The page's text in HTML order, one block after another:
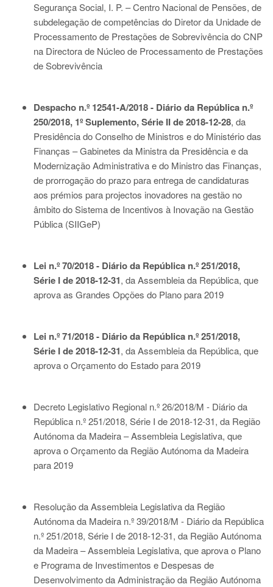
Segurança Social, I. P. – Centro Nacional de Pensões, de
subdelegação de competências do Diretor da Unidade de
Processamento de Prestações de Sobrevivência do CNP
na Directora de Núcleo de Processamento de Prestações
de Sobrevivência
Despacho n.º 12541-A/2018 - Diário da República n.º
250/2018, 1º Suplemento, Série II de 2018-12-28, da
Presidência do Conselho de Ministros e do Ministério das
Finanças – Gabinetes da Ministra da Presidência e da
Modernização Administrativa e do Ministro das Finanças,
de prorrogação do prazo para entrega de candidaturas
aos prémios para projectos inovadores na gestão no
âmbito do Sistema de Incentivos à Inovação na Gestão
Pública (SIIGeP)
Lei n.º 70/2018 - Diário da República n.º 251/2018,
Série I de 2018-12-31, da Assembleia da República, que
aprova as Grandes Opções do Plano para 2019
Lei n.º 71/2018 - Diário da República n.º 251/2018,
Série I de 2018-12-31, da Assembleia da República, que
aprova o Orçamento do Estado para 2019
Decreto Legislativo Regional n.º 26/2018/M - Diário da
República n.º 251/2018, Série I de 2018-12-31, da Região
Autónoma da Madeira – Assembleia Legislativa, que
aprova o Orçamento da Região Autónoma da Madeira
para 2019
Resolução da Assembleia Legislativa da Região
Autónoma da Madeira n.º 39/2018/M - Diário da República
n.º 251/2018, Série I de 2018-12-31, da Região Autónoma
da Madeira – Assembleia Legislativa, que aprova o Plano
e Programa de Investimentos e Despesas de
Desenvolvimento da Administração da Região Autónoma